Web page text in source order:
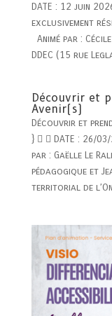
DATE : 12 juin
exclusivement
Animé par :
DDEC (15 rue
Découvrir et
Avenir(s)
Découvrir et
}   DATE : 26/
par : Gaëlle Le
pédagogique et
territorial de